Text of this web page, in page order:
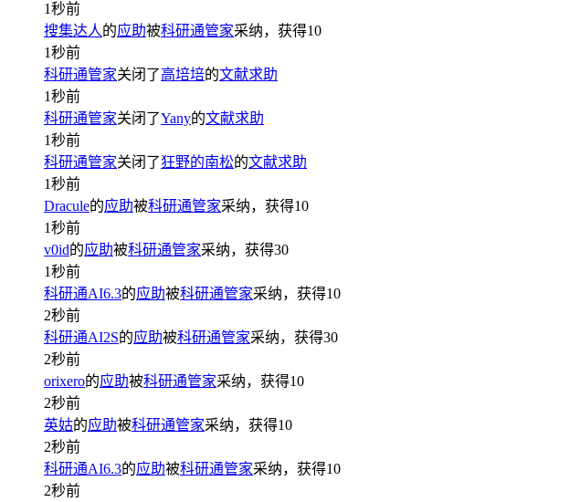
1秒前
搜集达人的应助被科研通管家采纳，获得10
1秒前
科研通管家关闭了高培培的文献求助
1秒前
科研通管家关闭了Yany的文献求助
1秒前
科研通管家关闭了狂野的南松的文献求助
1秒前
Dracule的应助被科研通管家采纳，获得10
1秒前
v0id的应助被科研通管家采纳，获得30
1秒前
科研通AI6.3的应助被科研通管家采纳，获得10
2秒前
科研通AI2S的应助被科研通管家采纳，获得30
2秒前
orixero的应助被科研通管家采纳，获得10
2秒前
英姑的应助被科研通管家采纳，获得10
2秒前
科研通AI6.3的应助被科研通管家采纳，获得10
2秒前